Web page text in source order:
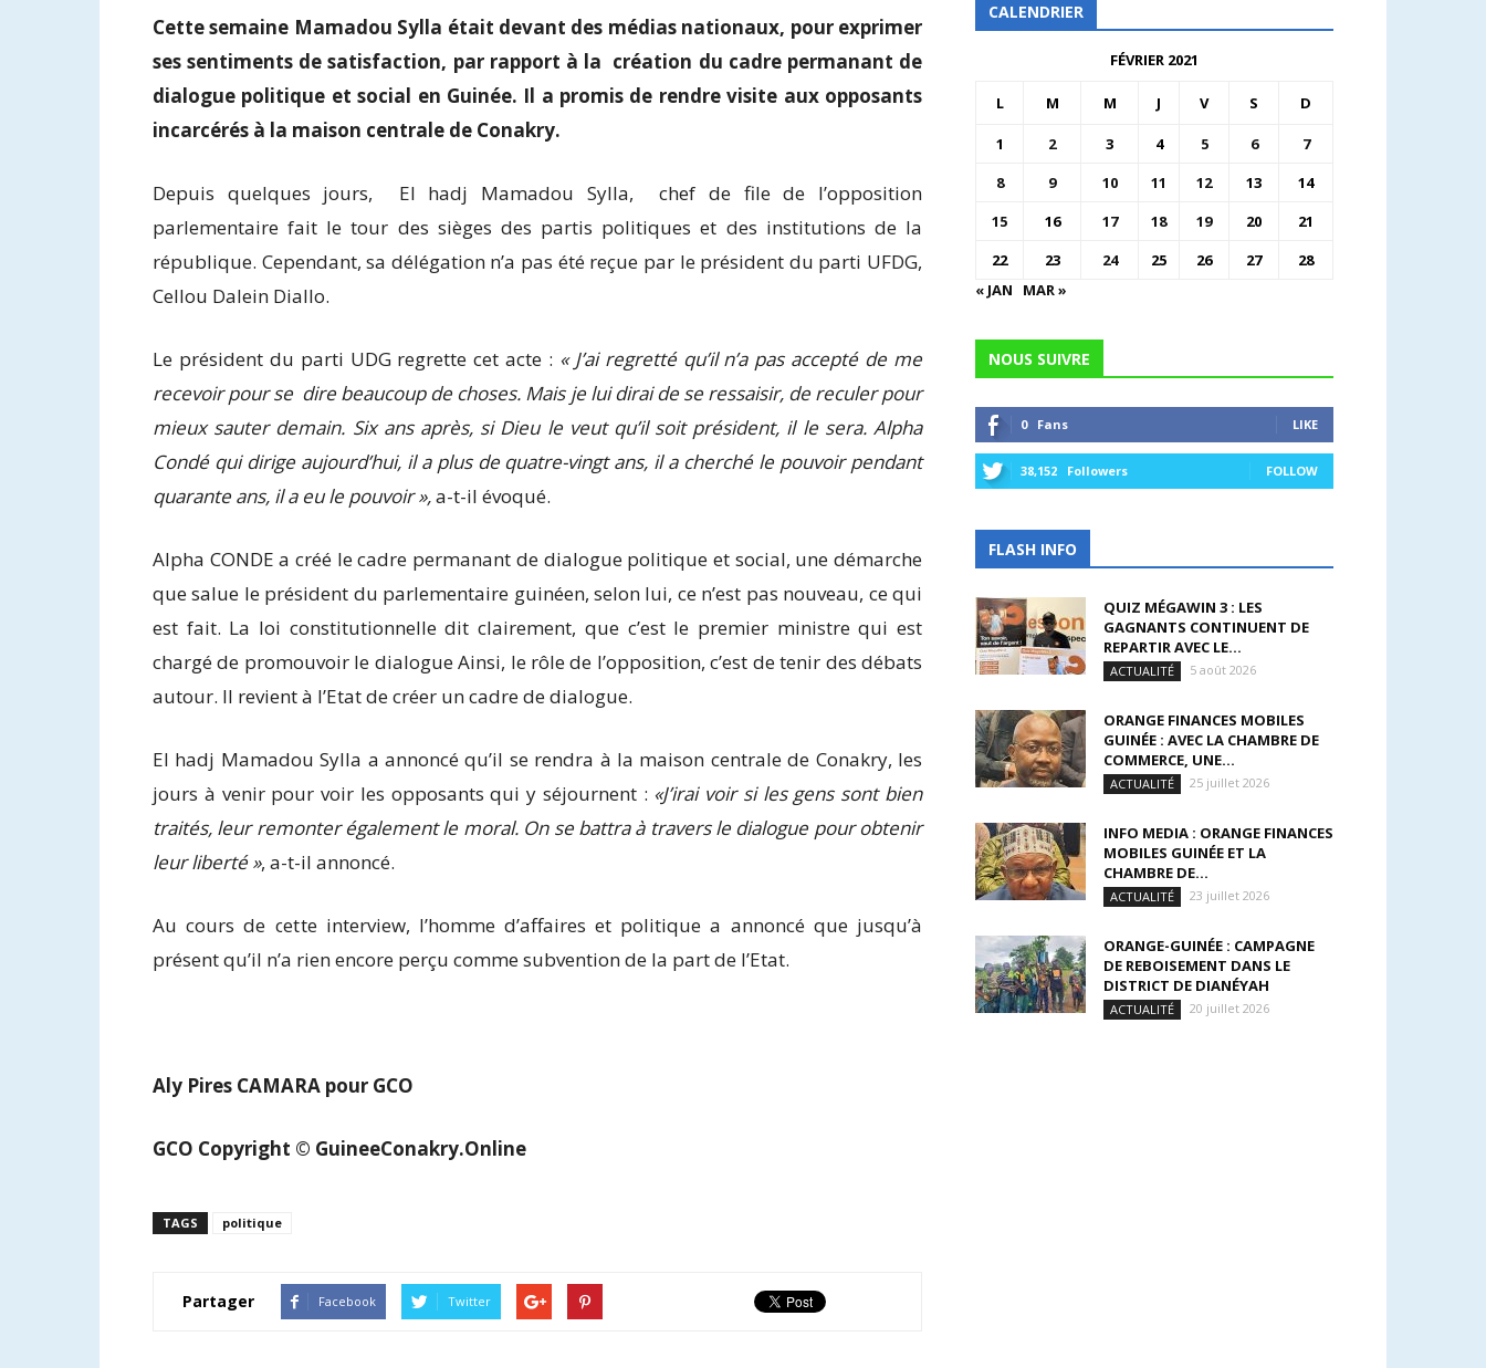
Cette semaine Mamadou Sylla était devant des médias nationaux, pour exprimer
ses sentiments de satisfaction, par rapport à la création du cadre permanant de
dialogue politique et social en Guinée. Il a promis de rendre visite aux opposants
incarcérés à la maison centrale de Conakry.
Depuis quelques jours, El hadj Mamadou Sylla, chef de file de l’opposition
parlementaire fait le tour des sièges des partis politiques et des institutions de la
république. Cependant, sa délégation n’a pas été reçue par le président du parti UFDG,
Cellou Dalein Diallo.
Le président du parti UDG regrette cet acte : « J’ai regretté qu’il n’a pas accepté de me
recevoir pour se dire beaucoup de choses. Mais je lui dirai de se ressaisir, de reculer pour
mieux sauter demain. Six ans après, si Dieu le veut qu’il soit président, il le sera. Alpha
Condé qui dirige aujourd’hui, il a plus de quatre-vingt ans, il a cherché le pouvoir pendant
quarante ans, il a eu le pouvoir »,a-t-il évoqué.
Alpha CONDE a créé le cadre permanant de dialogue politique et social, une démarche
que salue le président du parlementaire guinéen, selon lui, ce n’est pas nouveau, ce qui
est fait. La loi constitutionnelle dit clairement, que c’est le premier ministre qui est
chargé de promouvoir le dialogue Ainsi, le rôle de l’opposition, c’est de tenir des débats
autour. Il revient à l’Etat de créer un cadre de dialogue.
El hadj Mamadou Sylla a annoncé qu’il se rendra à la maison centrale de Conakry, les
jours à venir pour voir les opposants qui y séjournent : «J’irai voir si les gens sont bien
traités, leur remonter également le moral. On se battra à travers le dialogue pour obtenir
leur liberté », a-t-il annoncé.
Au cours de cette interview, l’homme d’affaires et politique a annoncé que jusqu’à
présent qu’il n’a rien encore perçu comme subvention de la part de l’Etat.
Aly Pires CAMARA pour GCO
GCO Copyright © GuineeConakry.Online
TAGS politique
Partager Facebook Twitter
CALENDRIER
FÉVRIER 2021
L M M J V S D
1 2 3 4 5 6
7
8
9 10 11 12 13
14
15
16 17 18 19 20
21
22
23 24 25 26 27
28
« JAN
MAR »
NOUS SUIVRE
0 Fans LIKE
38,152 Followers FOLLOW
FLASH INFO
QUIZ MÉGAWIN 3 : LES
GAGNANTS CONTINUENT DE
REPARTIR AVEC LE...
ACTUALITÉ 5 août 2026
ORANGE FINANCES MOBILES
GUINÉE : AVEC LA CHAMBRE DE
COMMERCE, UNE...
ACTUALITÉ 25 juillet 2026
INFO MEDIA : ORANGE FINANCES
MOBILES GUINÉE ET LA
CHAMBRE DE...
ACTUALITÉ 23 juillet 2026
ORANGE-GUINÉE : CAMPAGNE
DE REBOISEMENT DANS LE
DISTRICT DE DIANÉYAH
ACTUALITÉ 20 juillet 2026